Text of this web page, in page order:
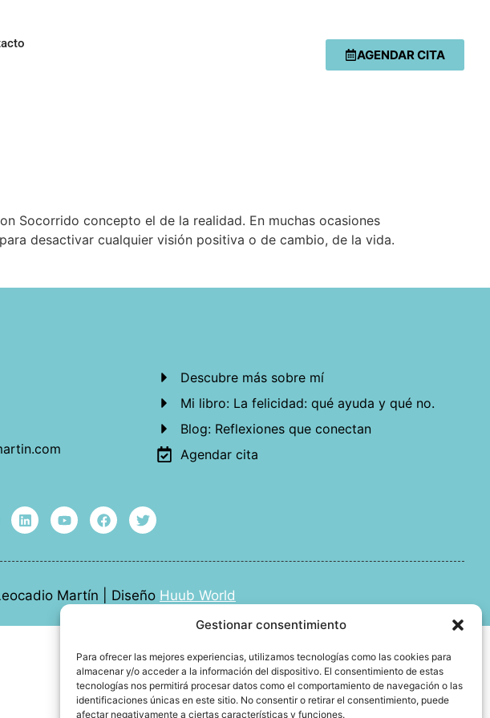
Gestionar consentimiento
Para ofrecer las mejores experiencias, utilizamos tecnologías como las cookies para
almacenar y/o acceder a la información del dispositivo. El consentimiento de estas
tecnologías nos permitirá procesar datos como el comportamiento de navegación o las
identificaciones únicas en este sitio. No consentir o retirar el consentimiento, puede
afectar negativamente a ciertas características y funciones.
AGENDAR CITA
Socorrido concepto el de la realidad. En muchas ocasiones
desactivar cualquier visión positiva o de cambio, de la vida.
Descubre más sobre mí
Mi libro: La felicidad: qué ayuda y qué no.
Blog: Reflexiones que conectan
Agendar cita
Martín | Diseño Huub World